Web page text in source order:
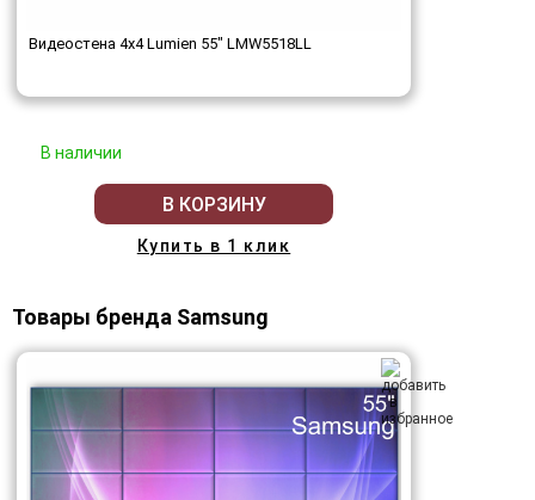
Видеостена 4x4 Lumien 55" LMW5518LL
В наличии
В КОРЗИНУ
Купить в 1 клик
Товары бренда Samsung